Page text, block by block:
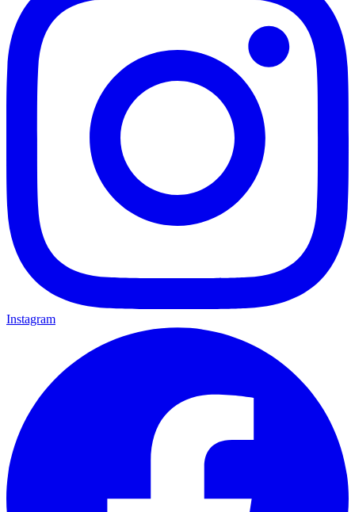
Instagram